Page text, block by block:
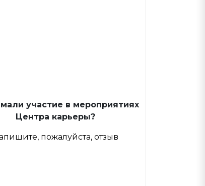
участие в мероприятиях
Центра карьеры?
пожалуйста, отзыв